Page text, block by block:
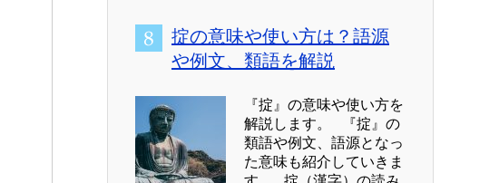
掟の意味や使い方は？語源
や例文、類語を解説
『掟』の意味や使い方を
解説します。 『掟』の
類語や例文、語源となっ
た意味も紹介していきま